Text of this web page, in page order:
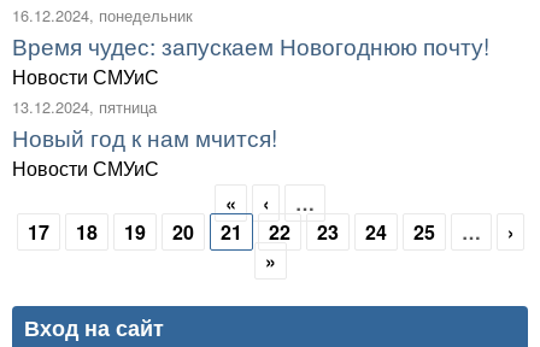
16.12.2024, понедельник
Время чудес: запускаем Новогоднюю почту!
Новости СМУиС
13.12.2024, пятница
Новый год к нам мчится!
Новости СМУиС
Страницы
« ‹
…
17
18 19 20 21 22 23 24 25 …
›
»
Вход на сайт